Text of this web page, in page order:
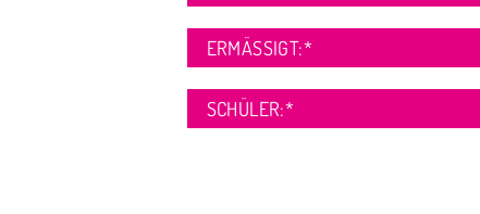
ERMÄSSIGT: *
SCHÜLER:*